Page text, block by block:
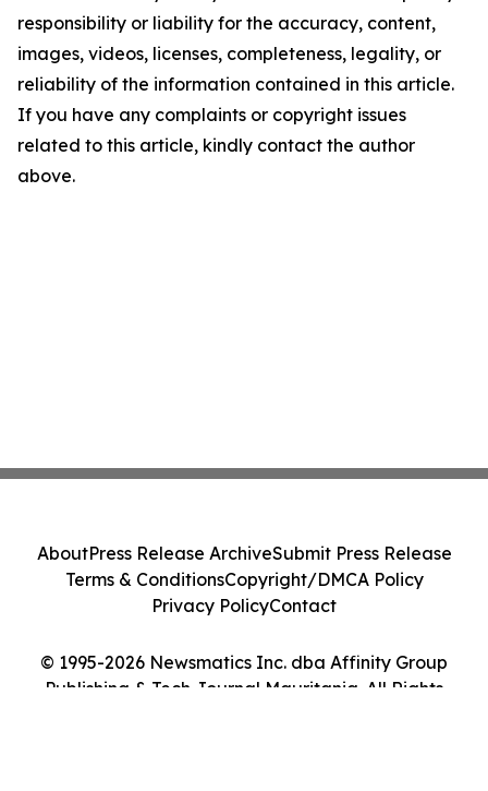
responsibility or liability for the accuracy, content,
images, videos, licenses, completeness, legality, or
reliability of the information contained in this article.
If you have any complaints or copyright issues
related to this article, kindly contact the author
above.
© 1995-2026 Newsmatics Inc. dba Affinity Group
Publishing & Tech Journal Mauritania. All Rights
AboutPress Release ArchiveSubmit Press Release
Terms & ConditionsCopyright/DMCA Policy
Privacy PolicyContact